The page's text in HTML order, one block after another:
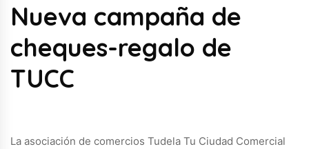
Nueva campaña de
cheques-regalo de
TUCC
La asociación de comercios Tudela Tu Ciudad Comercial